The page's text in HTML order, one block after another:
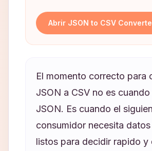
Abrir JSON to CSV
El momento correcto para
JSON a CSV no es
JSON. Es cuando el
consumidor necesita
listos para decidir rapido y